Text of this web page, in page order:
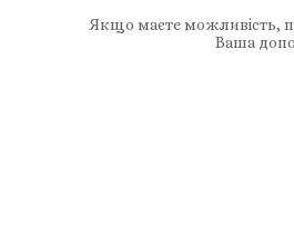
Якщо маєте можливість,
Ваша